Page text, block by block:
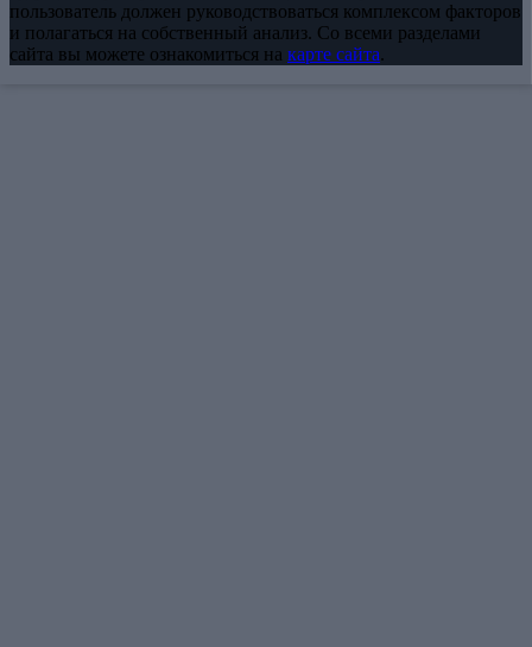
пользователь должен руководствоваться комплексом факторов
и полагаться на собственный анализ. Со всеми разделами
сайта вы можете ознакомиться на карте сайта.